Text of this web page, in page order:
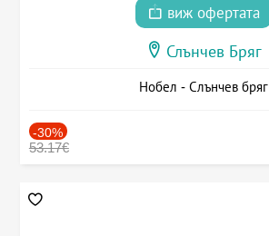
виж офертата
Слънчев Бряг
Нобел - Слънчев бряг
-30%
53.17€